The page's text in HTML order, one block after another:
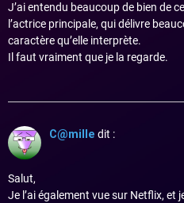
J’ai entendu beaucoup de bien de
l’actrice principale, qui délivre
caractère qu’elle interprète.
Il faut vraiment que je la regarde.
C@mille dit :
Salut,
Je l’ai également vue sur Netflix, et